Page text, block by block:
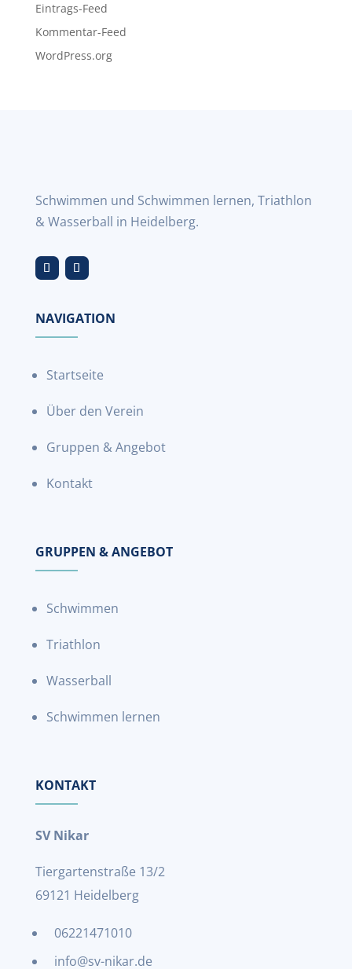
Eintrags-Feed
Kommentar-Feed
WordPress.org
Schwimmen und Schwimmen lernen, Triathlon
& Wasserball in Heidelberg.
NAVIGATION
Startseite
Über den Verein
Gruppen & Angebot
Kontakt
GRUPPEN & ANGEBOT
Schwimmen
Triathlon
Wasserball
Schwimmen lernen
KONTAKT
SV Nikar
Tiergartenstraße 13/2
69121 Heidelberg
06221471010
info@sv-nikar.de